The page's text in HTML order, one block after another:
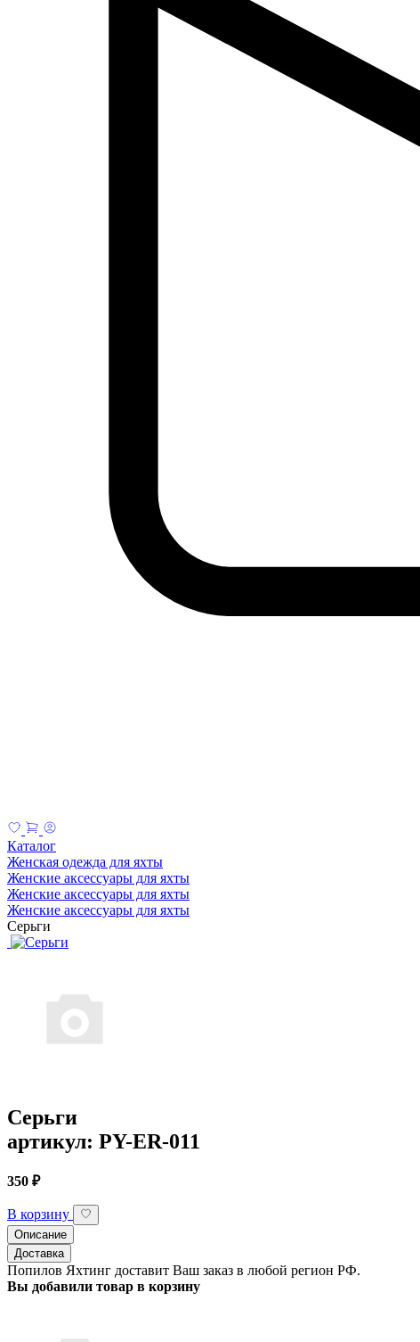
Каталог
Женская одежда для яхты
Женские аксессуары для яхты
Женские аксессуары для яхты
Женские аксессуары для яхты
Серьги
Серьги
артикул: PY-ER-011
350 ₽
В корзину
Описание
Доставка
Попилов Яхтинг доставит Ваш заказ в любой регион РФ.
Вы добавили товар в корзину